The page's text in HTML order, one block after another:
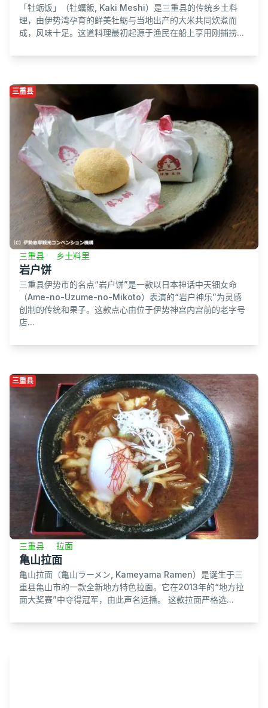
「牡蛎饭」（牡蠣飯, Kaki Meshi）是三重县的传统乡土料
理，由伊势湾孕育的鲜美牡蛎与当地出产的大米共同炊煮而
成，风味十足。这道料理最初起源于渔民在船上享用刚捕捞...
三重县
三重县 乡土料里
岩户饼
三重县伊势市的名点“岩户饼”是一款以日本神话中天钿女命
（Ame-no-Uzume-no-Mikoto）表演的“岩户神乐”为灵感
创制的传统和果子。这款点心由位于伊势神宫内宫前的老字号
店...
三重县
三重县 拉面
亀山拉面
亀山拉面（亀山ラーメン, Kameyama Ramen）是诞生于三
重县亀山市的一款全新地方特色拉面。它在2013年的“地方拉
面大奖赛”中夺得冠军，由此声名远播。 这款拉面严格选...